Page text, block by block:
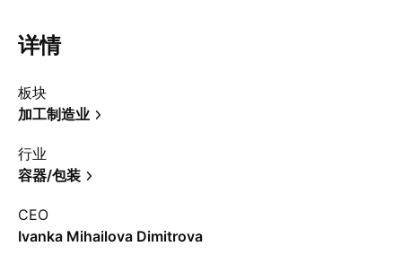
详情
板块
加工制造业
行业
容器/包装
CEO
Ivanka Mihailova Dimitrova